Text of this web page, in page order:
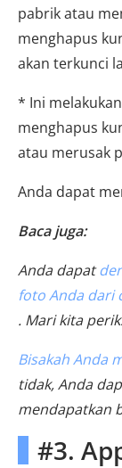
pabrik atau
menghapus
akan terkunci
* Ini
menghapus
atau merusak
Anda dapat
Baca juga:
Anda dapat
foto Anda dari
. Mari kita
Bisakah Anda
tidak, Anda
mendapatkan
#3.